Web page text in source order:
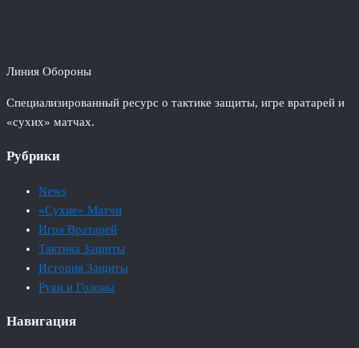
Линия Обороны
Специализированный ресурс о тактике защиты, игре вратарей и
«сухих» матчах.
Рубрики
News
«Сухие» Матчи
Игра Вратарей
Тактика Защиты
История Защиты
Руки и Головы
Навигация